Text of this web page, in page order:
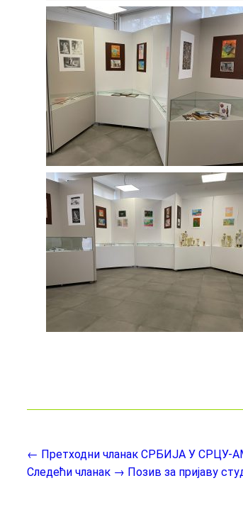
← Претходни чланак СРБИЈА У СРЦУ-
Следећи чланак → Позив за пријаву